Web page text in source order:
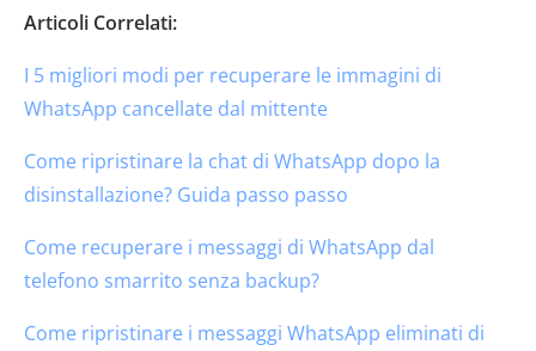
Articoli Correlati:
I 5 migliori modi per recuperare le immagini di
WhatsApp cancellate dal mittente
Come ripristinare la chat di WhatsApp dopo la
disinstallazione? Guida passo passo
Come recuperare i messaggi di WhatsApp dal
telefono smarrito senza backup?
Come ripristinare i messaggi WhatsApp eliminati di